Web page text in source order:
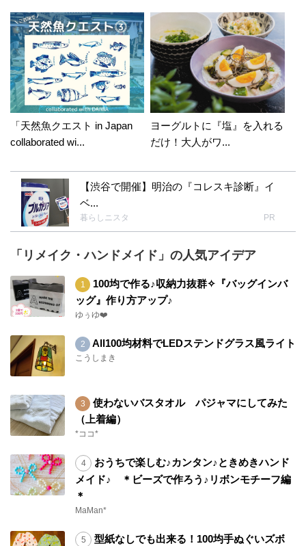
「天然魚クエスト in Japan
collaborated wi...
ヨーグルトに『塩』を入れる
だけ！大人がワ...
【渋谷で開催】明治の『コレスキ診断』イ
ベ...
暮らしニスタ PR
「リメイク・ハンドメイド」の人気アイデア
100均で作る♪収納力抜群✧『バッグインバ
ッグ』作り方アップ♪
ゆぅゆ❤️
All100均材料でLEDステンドグラス風ライト
こうしまき
使わないバスタオル パジャマにしてみた
（上着編）
*ココ*
おうちで楽しむ♪カンタン♪ときめきハンド
メイド♪ ＊ビーズで作ろう♪リボンモチーフ編
＊
MaMan*
型紙なしでも出来る！100均手ぬぐいズボ